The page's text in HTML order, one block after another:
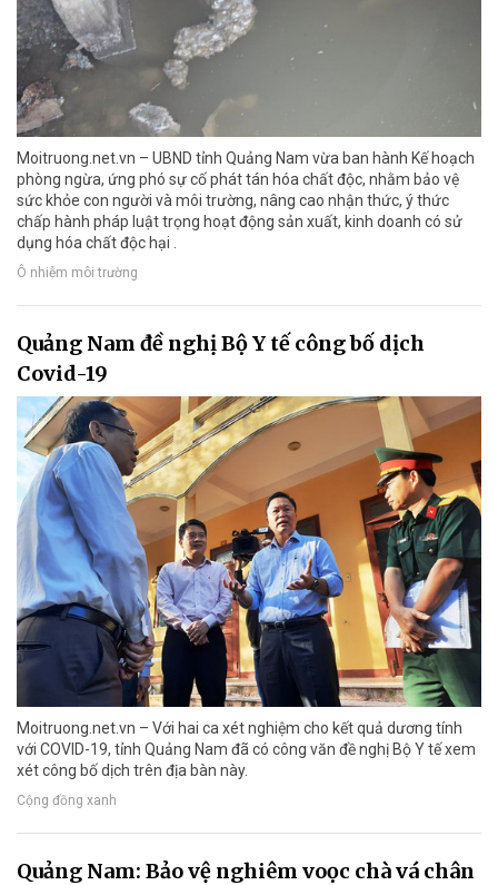
Moitruong.net.vn – UBND tỉnh Quảng Nam vừa ban hành Kế hoạch
phòng ngừa, ứng phó sự cố phát tán hóa chất độc, nhằm bảo vệ
sức khỏe con người và môi trường, nâng cao nhận thức, ý thức
chấp hành pháp luật trọng hoạt động sản xuất, kinh doanh có sử
dụng hóa chất độc hại .
Ô nhiễm môi trường
Quảng Nam đề nghị Bộ Y tế công bố dịch
Covid-19
Moitruong.net.vn – Với hai ca xét nghiệm cho kết quả dương tính
với COVID-19, tỉnh Quảng Nam đã có công văn đề nghị Bộ Y tế xem
xét công bố dịch trên địa bàn này.
Cộng đồng xanh
Quảng Nam: Bảo vệ nghiêm voọc chà vá chân